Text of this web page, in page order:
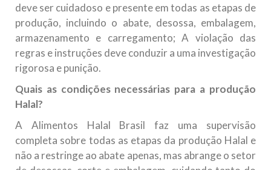
deve ser cuidadoso e presente em todas as etapas de
produção, incluindo o abate, desossa, embalagem,
armazenamento e carregamento; A violação das
regras e instruções deve conduzir a uma investigação
rigorosa e punição.
Quais as condições necessárias para a produção
Halal?
A Alimentos Halal Brasil faz uma supervisão
completa sobre todas as etapas da produção Halal e
não a restringe ao abate apenas, mas abrange o setor